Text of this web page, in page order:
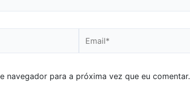
navegador para a próxima vez que eu comentar.